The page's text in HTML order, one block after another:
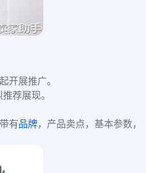
开展推广。
荐展现。
有品牌，产品卖点，基本参数，